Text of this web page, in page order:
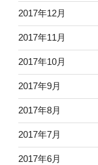
2017年12月
2017年11月
2017年10月
2017年9月
2017年8月
2017年7月
2017年6月